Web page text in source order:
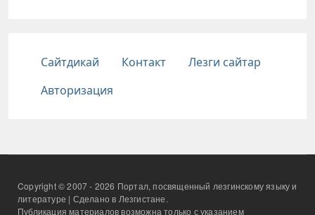
Подвал
Сайтдикай Контакт
Лезги сайтар
Авторизация
Copyright © 2007 - 2026 Портал, посвященный лезгинскому языку и
литературе | Сделано в Лезгистане.
Публикация материалов возможна только с указанием